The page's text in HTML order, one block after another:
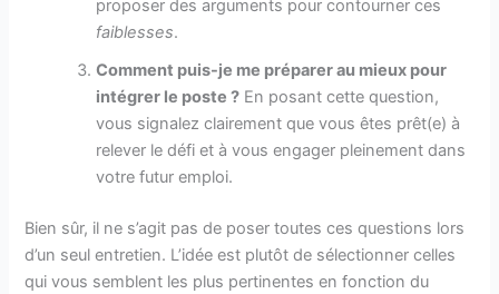
proposer des arguments pour contourner ces
faiblesses.
Comment puis-je me préparer au mieux pour
intégrer le poste ? En posant cette question,
vous signalez clairement que vous êtes prêt(e) à
relever le défi et à vous engager pleinement dans
votre futur emploi.
Bien sûr, il ne s’agit pas de poser toutes ces questions lors
d’un seul entretien. L’idée est plutôt de sélectionner celles
qui vous semblent les plus pertinentes en fonction du